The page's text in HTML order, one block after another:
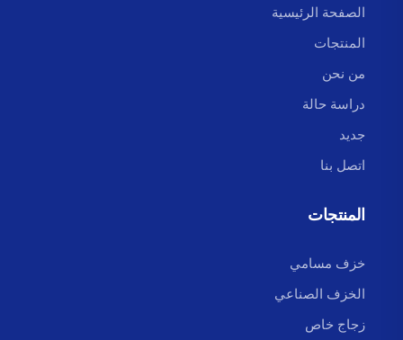
الصفحة الرئيسية
المنتجات
من نحن
دراسة حالة
جديد
اتصل بنا
المنتجات
خزف مسامي
الخزف الصناعي
زجاج خاص